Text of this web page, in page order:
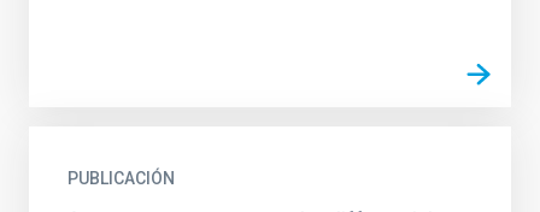
PUBLICACIÓN